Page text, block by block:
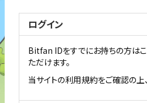
ログイン
Bitfan IDをすでにお持ちの方はこ
ただけます。
当サイトの利用規約をご確認の上